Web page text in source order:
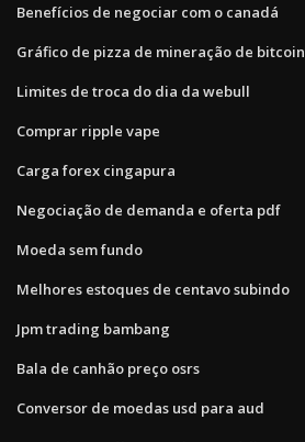
Benefícios de negociar com o canadá
Gráfico de pizza de mineração de bitcoin
Limites de troca do dia da webull
Comprar ripple vape
Carga forex cingapura
Negociação de demanda e oferta pdf
Moeda sem fundo
Melhores estoques de centavo subindo
Jpm trading bambang
Bala de canhão preço osrs
Conversor de moedas usd para aud